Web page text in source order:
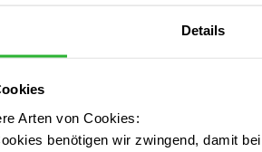
Details
Arten von Cookies:
benötigen wir zwingend, damit
anfällt.